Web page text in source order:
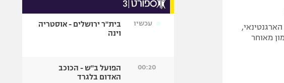
גיימינג E-Sports
מאוחר
עכשיו
בית"ר ירושלים - אוסטריה
וינה
00:20
הפועל ב"ש - הכוכב
האדום בלגרד